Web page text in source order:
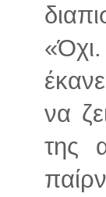
να
της